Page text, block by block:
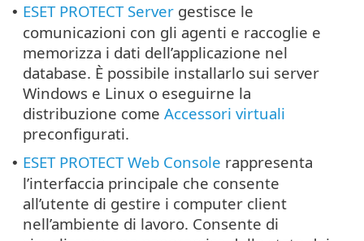
• ESET PROTECT Server gestisce le
comunicazioni con gli agenti e raccoglie e
memorizza i dati dell’applicazione nel
database. È possibile installarlo sui server
Windows e Linux o eseguirne la
distribuzione come Accessori virtuali
preconfigurati.
• ESET PROTECT Web Console rappresenta
l’interfaccia principale che consente
all’utente di gestire i computer client
nell’ambiente di lavoro. Consente di